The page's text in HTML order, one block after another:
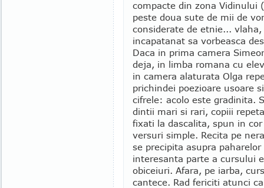
compacte din zona Vidinului
peste doua sute de mii de
considerate de etnie...
incapatanat sa vorbeasca
Daca in prima camera
deja, in limba romana cu
in camera alaturata Olga
prichindei poezioare usoare
cifrele: acolo este gradinita.
dintii mari si rari, copiii
fixati la dascalita, spun in
versuri simple. Recita pe
se precipita asupra
interesanta parte a cursului
obiceiuri. Afara, pe iarba,
cantece. Rad fericiti atunci